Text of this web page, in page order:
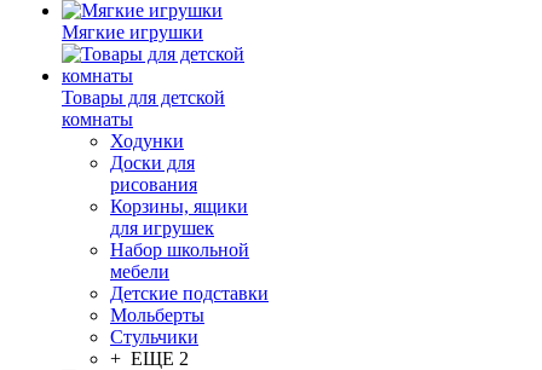
Мягкие игрушки
Товары для детской
комнаты
Ходунки
Доски для
рисования
Корзины, ящики
для игрушек
Набор школьной
мебели
Детские подставки
Мольберты
Стульчики
+ ЕЩЕ 2